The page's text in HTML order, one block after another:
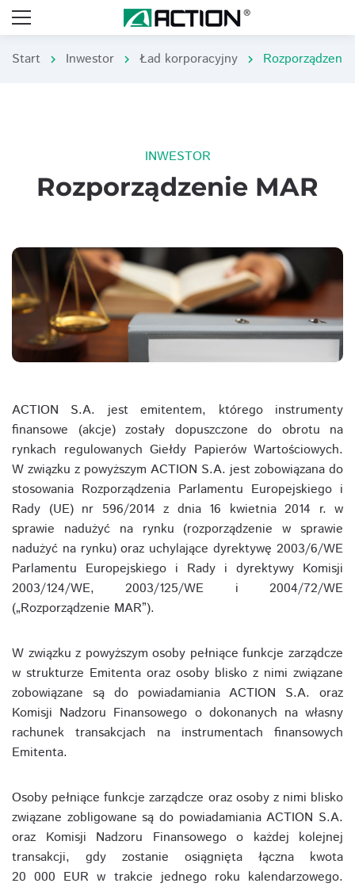
Start chevron_right Inwestor chevron_right Ład korporacyjny chevron_right
INWESTOR
Rozporządzenie MAR
ACTION S.A. jest emitentem, którego instrumenty
finansowe (akcje) zostały dopuszczone do obrotu na
rynkach regulowanych Giełdy Papierów Wartościowych.
W związku z powyższym ACTION S.A. jest zobowiązana do
stosowania Rozporządzenia Parlamentu Europejskiego i
Rady (UE) nr 596/2014 z dnia 16 kwietnia 2014 r. w
sprawie nadużyć na rynku (rozporządzenie w sprawie
nadużyć na rynku) oraz uchylające dyrektywę 2003/6/WE
Parlamentu Europejskiego i Rady i dyrektywy Komisji
2003/124/WE, 2003/125/WE i 2004/72/WE
(„Rozporządzenie MAR”).
W związku z powyższym osoby pełniące funkcje zarządcze
w strukturze Emitenta oraz osoby blisko z nimi związane
zobowiązane są do powiadamiania ACTION S.A. oraz
Komisji Nadzoru Finansowego o dokonanych na własny
rachunek transakcjach na instrumentach finansowych
Emitenta.
Osoby pełniące funkcje zarządcze oraz osoby z nimi blisko
związane zobligowane są do powiadamiania ACTION S.A.
oraz Komisji Nadzoru Finansowego o każdej kolejnej
transakcji, gdy zostanie osiągnięta łączna kwota
20 000 EUR w trakcie jednego roku kalendarzowego.